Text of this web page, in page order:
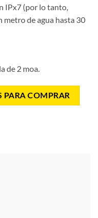
IPx7 (por lo tanto,
metro de agua hasta 30
de 2 moa.
PARA COMPRAR